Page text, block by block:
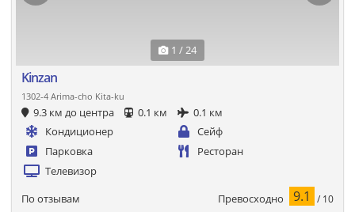
1 / 24
Kinzan
1302-4 Arima-cho Kita-ku
9.3 км до центра 0.1 км
0.1 км
Кондиционер
Сейф
Парковка
Ресторан
Телевизор
По отзывам Превосходно 9.1 / 10